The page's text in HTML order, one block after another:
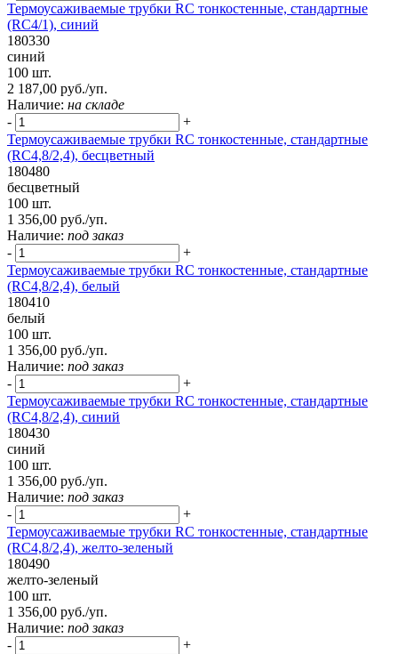
Термоусаживаемые трубки RC тонкостенные, стандартные
(RC4/1), синий
180330
синий
100 шт.
2 187,00 руб./уп.
Наличие: на складе
-
+
Термоусаживаемые трубки RC тонкостенные, стандартные
(RC4,8/2,4), бесцветный
180480
бесцветный
100 шт.
1 356,00 руб./уп.
Наличие: под заказ
-
+
Термоусаживаемые трубки RC тонкостенные, стандартные
(RC4,8/2,4), белый
180410
белый
100 шт.
1 356,00 руб./уп.
Наличие: под заказ
-
+
Термоусаживаемые трубки RC тонкостенные, стандартные
(RC4,8/2,4), синий
180430
синий
100 шт.
1 356,00 руб./уп.
Наличие: под заказ
-
+
Термоусаживаемые трубки RC тонкостенные, стандартные
(RC4,8/2,4), желто-зеленый
180490
желто-зеленый
100 шт.
1 356,00 руб./уп.
Наличие: под заказ
-
+